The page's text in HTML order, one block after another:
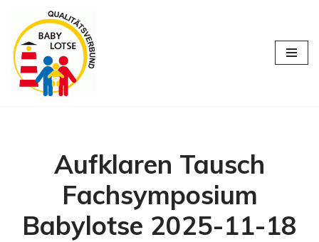
Zum
Inhalt
springen
Aufklaren Tausch
Fachsymposium
Babylotse 2025-11-18